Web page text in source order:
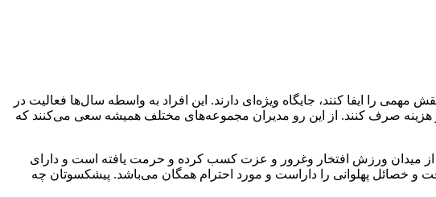
را ایفا کنند، جایگاه ویژه‌ای دارند. این افراد به واسطه سال‌ها فعالیت در
و هزینه صرف کنند. از این رو مدیران مجموعه‌های مختلف همیشه سعی می‌کنند که
میدان ورزش افتخار وغرور و عزت کسب کرده و حرمت یافته است و دارای
خصائل پهلوانی را داراست و مورد احترام همگان می‌باشد. پیشکسوتان چه